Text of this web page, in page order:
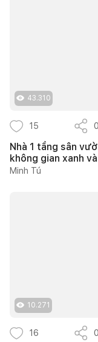
43.310
15 0
Nhà 1 tầng sân
không gian xanh
Minh Tú
10.271
16 0